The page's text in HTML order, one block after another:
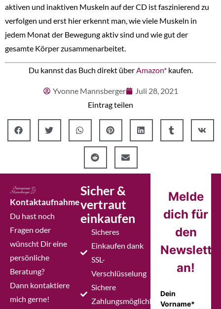
aktiven und inaktiven Muskeln auf der CD ist faszinierend zu
verfolgen und erst hier erkennt man, wie viele Muskeln in
jedem Monat der Bewegung aktiv sind und wie gut der
gesamte Körper zusammenarbeitet.
Du kannst das Buch direkt überAmazon*kaufen.
Yvonne Mannsberger
Juli 28, 2021
Eintrag teilen
Kontaktaufnahme
Du hast noch
Fragen oder
wünscht Dir eine
persönliche
Beratung?
Dann kontaktiere
mich gerne!
Sicher &
vertraut
einkaufen
Sicheres
Einkaufen dank
SSL-
Verschlüsselung
Sichere
Zahlungsmöglichkeiten
Melde
dich für
den
an!
Dein
Vorname*